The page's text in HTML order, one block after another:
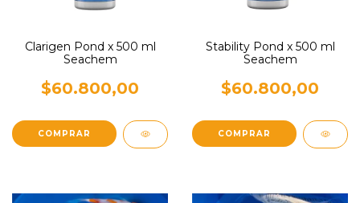
Clarigen Pond x 500 ml
Seachem
$60.800,00
Stability Pond x 500 ml
Seachem
$60.800,00